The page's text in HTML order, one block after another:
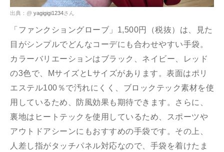
出典：@ yagigigi1234さん
「ファンクショングローブ」1,500円（税抜）は、見た
目がシンプルでどんなコーデにも合わせやすい手袋。
カラーバリエーションはブラック、ネイビー、レッド
の3色で、MサイズとLサイズがあります。表面はポリ
エステル100％で汚れにくく、ブロックテック素材を使
用しているため、防風効果も期待できます。さらに、
裏地はヒートテックを使用しているため、スポーツや
アウトドアシーンにもおすすめの手袋です。その上、
人差し指がタッチパネル対応なので、手袋を着けたま